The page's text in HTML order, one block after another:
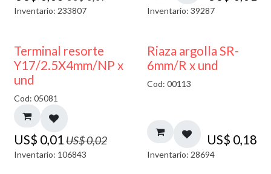
Inventario: 233807 Inventario: 39287
50% DESCUENTO
Terminal resorte
Y17/2.5X4mm/NP x
und
Cod: 05081
US$ 0,01US$0,02
Inventario: 106843
Riaza argolla SR-
6mm/R x und
Cod: 00113
US$ 0,18
Inventario: 28694